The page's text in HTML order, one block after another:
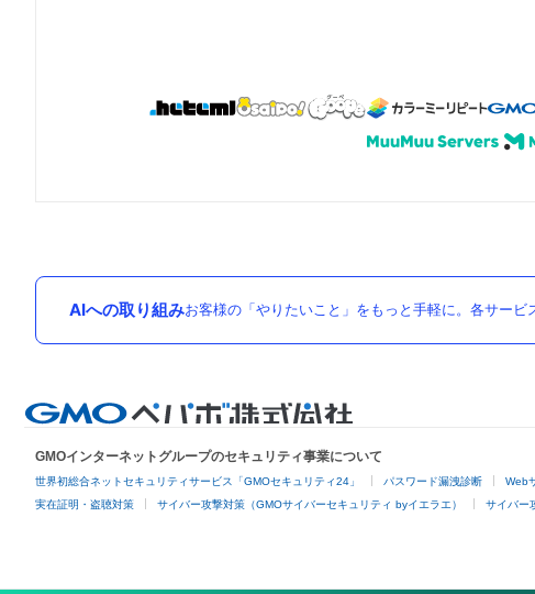
AIへの取り組みお客様の「やりたいこと」をもっと手軽に。各サービ
GMOインターネットグループのセキュリティ事業について
世界初総合ネットセキュリティサービス「GMOセキュリティ24」 パスワード漏洩診断 Web
実在証明・盗聴対策 サイバー攻撃対策（GMOサイバーセキュリティ byイエラエ） サイバー